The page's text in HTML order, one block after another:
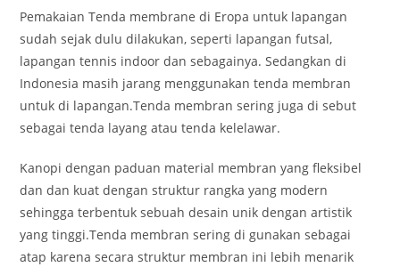
Pemakaian Tenda membrane di Eropa untuk lapangan
sudah sejak dulu dilakukan, seperti lapangan futsal,
lapangan tennis indoor dan sebagainya. Sedangkan di
Indonesia masih jarang menggunakan tenda membran
untuk di lapangan.Tenda membran sering juga di sebut
sebagai tenda layang atau tenda kelelawar.
Kanopi dengan paduan material membran yang fleksibel
dan dan kuat dengan struktur rangka yang modern
sehingga terbentuk sebuah desain unik dengan artistik
yang tinggi.Tenda membran sering di gunakan sebagai
atap karena secara struktur membran ini lebih menarik